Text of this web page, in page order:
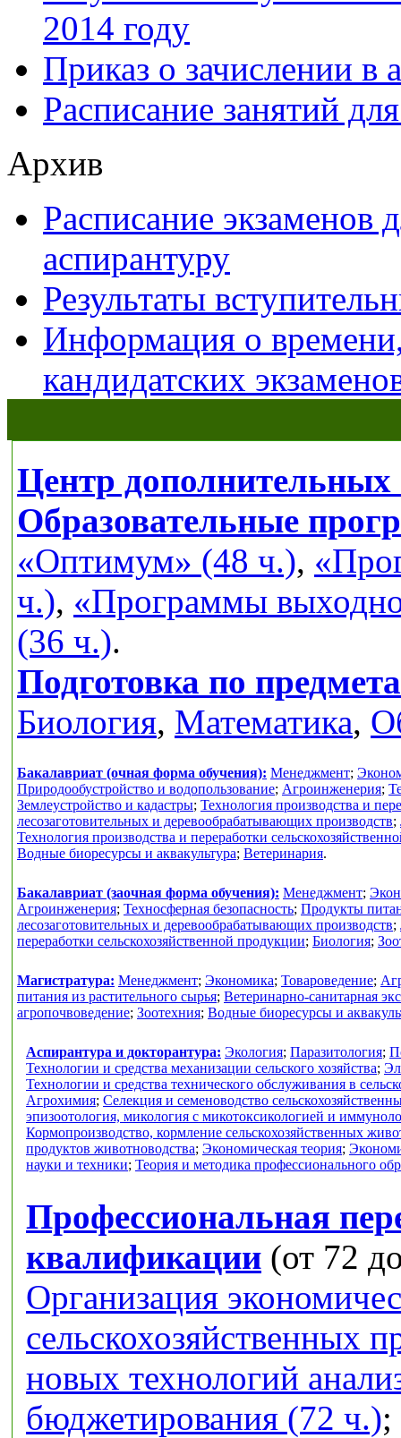
2014 году
Приказ о зачислении в
Расписание занятий
Архив
Расписание экзаменов
аспирантуру
Результаты
Информация о
кандидатских
Центр дополнительных
Образовательные
«Оптимум» (48 ч.),
ч.), «Программы
(36 ч.).
Подготовка по
Биология, Математика,
Бакалавриат (очная форма обучения): Менеджмент;
Природообустройство и водопользование; Агроинженерия;
Землеустройство и кадастры; Технология производства и
лесозаготовительных и деревообрабатывающих производств;
Технология производства и переработки
Водные биоресурсы и аквакультура; Ветеринария.
Бакалавриат (заочная форма обучения): Менеджмент;
Агроинженерия; Техносферная безопасность; Продукты
лесозаготовительных и деревообрабатывающих производств;
переработки сельскохозяйственной продукции; Биология;
Магистратура: Менеджмент; Экономика; Товароведение;
питания из растительного сырья; Ветеринарно-санитарная
агропочвоведение; Зоотехния; Водные биоресурсы и
Аспирантура и докторантура: Экология; Паразитология;
Технологии и средства механизации сельского хозяйства;
Технологии и средства технического обслуживания в
Агрохимия; Селекция и семеноводство
эпизоотология, микология с микотоксикологией и
Кормопроизводство, кормление сельскохозяйственных
продуктов животноводства; Экономическая теория;
науки и техники; Теория и методика профессионального
Профессиональная
квалификации (от 72
Организация
сельскохозяйственных
новых технологий
бюджетирования (72 ч.);